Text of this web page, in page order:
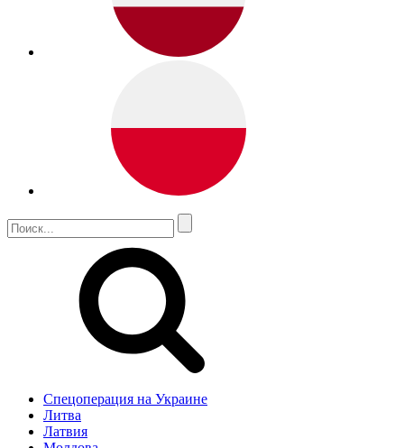
Спецоперация на Украине
Литва
Латвия